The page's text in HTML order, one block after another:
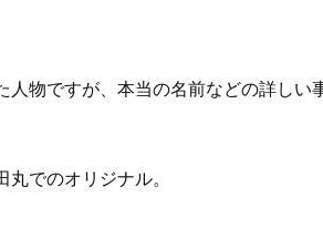
人物ですが、本当の名前などの詳しい
でのオリジナル。